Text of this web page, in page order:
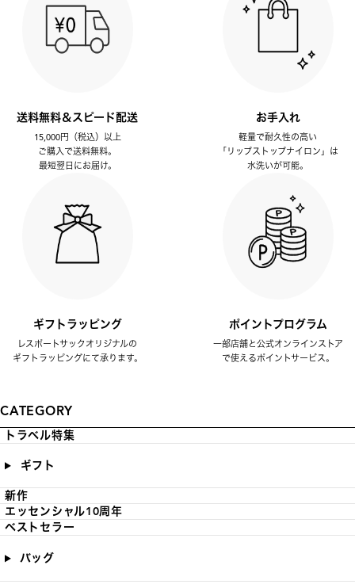
送料無料＆スピード配送
15,000円（税込）以上
ご購入で送料無料。
最短翌日にお届け。
お手入れ
軽量で耐久性の高い
「リップストップナイロン」は
水洗いが可能。
ギフトラッピング
レスポートサックオリジナルの
ギフトラッピングにて承ります。
ポイントプログラム
一部店舗と公式オンラインストア
で使えるポイントサービス。
CATEGORY
トラベル特集
ギフト
新作
エッセンシャル10周年
ベストセラー
バッグ